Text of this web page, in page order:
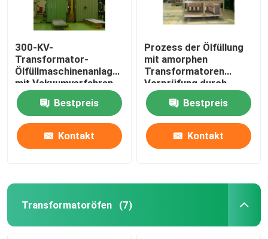
Produkte
300-KV-
Transformator-
Ölfüllmaschinenanlage
mit Vakuumverfahren
Bestpreis
Kontakt
Prozess der Ölfüllung
mit amorphen
Transformatoren
Vorprüfung durch
Elektrizität
Vakuumtrocknung
Bestpreis
Kontakt
Transformatoröfen (7)